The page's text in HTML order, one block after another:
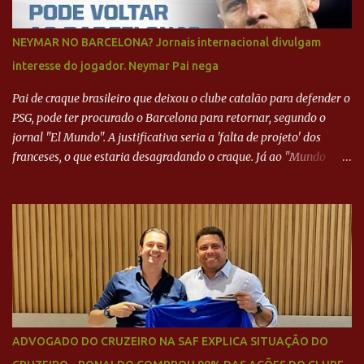
NEYMAR NO BARCELONA? Jornais internacional divulgam
interesse do jogador. Neymar Pai nega
Pai de craque brasileiro que deixou o clube catalão para defender o
PSG, pode ter procurado o Barcelona para retornar, segundo o
jornal "El Mundo". A justificativa seria a 'falta de projeto' dos
franceses, o que estaria desagradando o craque. Já ao "Mundo
Neymar Pai nega
ADVOGADO DO CRUZEIRO NA SAF EXPLICA SITUAÇÃO DO